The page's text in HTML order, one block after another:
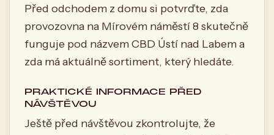
Před odchodem z domu si potvrďte, zda
provozovna na Mírovém náměstí 8 skutečně
funguje pod názvem CBD Ústí nad Labem a
zda má aktuálně sortiment, který hledáte.
PRAKTICKÉ INFORMACE PŘED
NÁVŠTĚVOU
Ještě před návštěvou zkontrolujte, že